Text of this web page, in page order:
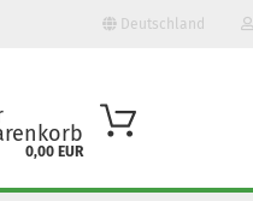
Deutschland
0,00 EUR